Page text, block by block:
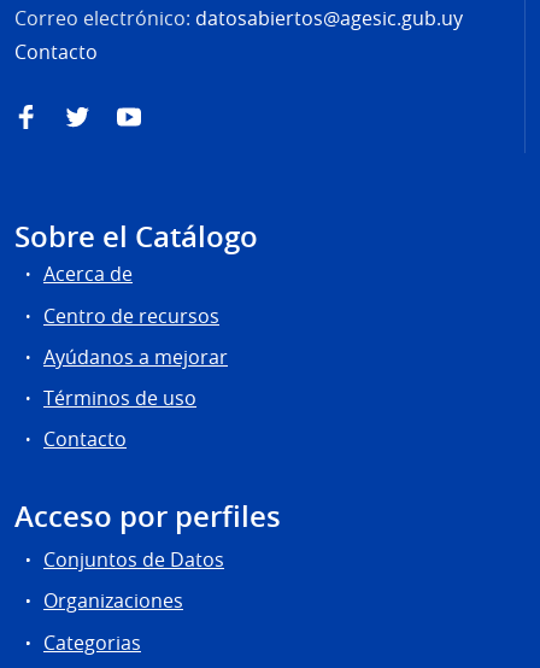
Correo electrónico: datosabiertos@agesic.gub.uy
Contacto
FacebookTwitterYouTube
Sobre el Catálogo
Acerca de
Centro de recursos
Ayúdanos a mejorar
Términos de uso
Contacto
Acceso por perfiles
Conjuntos de Datos
Organizaciones
Categorias